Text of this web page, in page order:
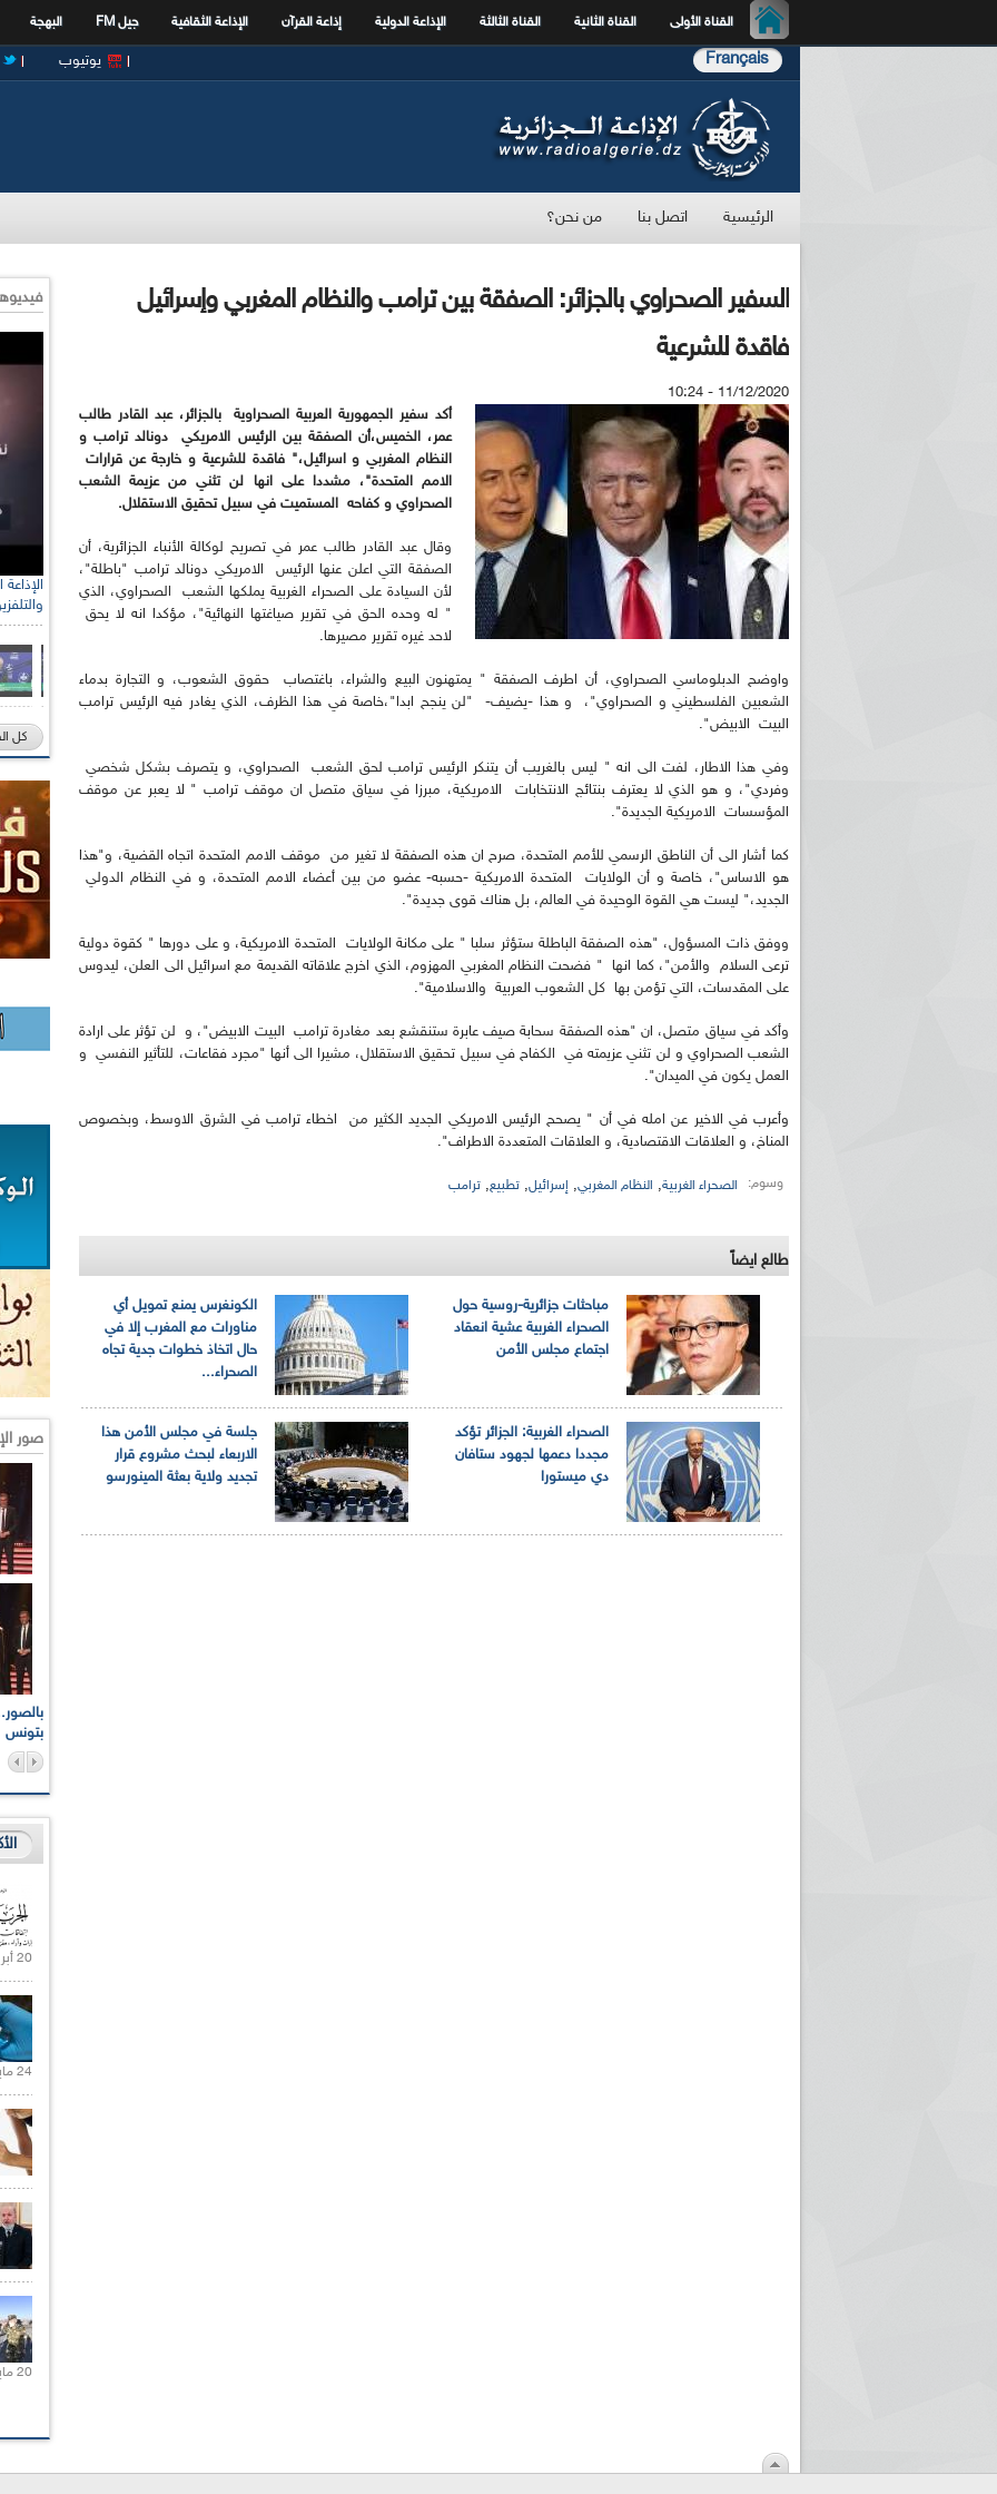
القناة الأولى القناة الثانية القناة الثالثة الإذاعة الدولية إذاعة القرآن الإذاعة الثقافية جيل FM البهجة
Français يوتيوب
الرئيسية اتصل بنا من نحن؟
السفير الصحراوي بالجزائر: الصفقة بين ترامب والنظام المغربي وإسرائيل
فاقدة للشرعية
11/12/2020 - 10:24
أكد سفير الجمهورية العربية الصحراوية بالجزائر، عبد القادر طالب
عمر، الخميس،أن الصفقة بين الرئيس الامريكي دونالد ترامب و
النظام المغربي و اسرائيل،" فاقدة للشرعية و خارجة عن قرارات
الامم المتحدة"، مشددا على انها لن تثني من عزيمة الشعب
الصحراوي و كفاحه المستميت في سبيل تحقيق الاستقلال.
وقال عبد القادر طالب عمر في تصريح لوكالة الأنباء الجزائرية، أن
الصفقة التي اعلن عنها الرئيس الامريكي دونالد ترامب "باطلة"،
لأن السيادة على الصحراء الغربية يملكها الشعب الصحراوي، الذي
" له وحده الحق في تقرير صياغتها النهائية"، مؤكدا انه لا يحق
لاحد غيره تقرير مصيرها.
واوضح الدبلوماسي الصحراوي، أن اطرف الصفقة " يمتهنون البيع والشراء، باغتصاب حقوق الشعوب، و التجارة بدماء
الشعبين الفلسطيني و الصحراوي"، و هذا -يضيف- "لن ينجح ابدا"،خاصة في هذا الظرف، الذي يغادر فيه الرئيس ترامب
البيت الابيض".
وفي هذا الاطار، لفت الى انه " ليس بالغريب أن يتنكر الرئيس ترامب لحق الشعب الصحراوي، و يتصرف بشكل شخصي
وفردي"، و هو الذي لا يعترف بنتائج الانتخابات الامريكية، مبرزا في سياق متصل ان موقف ترامب " لا يعبر عن موقف
المؤسسات الامريكية الجديدة".
كما أشار الى أن الناطق الرسمي للأمم المتحدة، صرح ان هذه الصفقة لا تغير من موقف الامم المتحدة اتجاه القضية، و"هذا
هو الاساس"، خاصة و أن الولايات المتحدة الامريكية -حسبه- عضو من بين أعضاء الامم المتحدة، و في النظام الدولي
الجديد،" ليست هي القوة الوحيدة في العالم، بل هناك قوى جديدة".
ووفق ذات المسؤول، "هذه الصفقة الباطلة ستؤثر سلبا " على مكانة الولايات المتحدة الامريكية، و على دورها " كقوة دولية
ترعى السلام والأمن"، كما انها " فضحت النظام المغربي المهزوم، الذي اخرج علاقاته القديمة مع اسرائيل الى العلن، ليدوس
على المقدسات، التي تؤمن بها كل الشعوب العربية والاسلامية".
وأكد في سياق متصل، ان "هذه الصفقة سحابة صيف عابرة ستنقشع بعد مغادرة ترامب البيت الابيض"، و لن تؤثر على ارادة
الشعب الصحراوي و لن تثني عزيمته في الكفاح في سبيل تحقيق الاستقلال، مشيرا الى أنها "مجرد فقاعات، للتأثير النفسي و
العمل يكون في الميدان".
وأعرب في الاخير عن امله في أن " يصحح الرئيس الامريكي الجديد الكثير من اخطاء ترامب في الشرق الاوسط، وبخصوص
المناخ، و العلاقات الاقتصادية، و العلاقات المتعددة الاطراف".
وسوم: الصحراء الغربية, النظام المغربي, إسرائيل, تطبيع, ترامب
طالع ايضاً
الكونغرس يمنع تمويل أي
مناورات مع المغرب إلا في
حال اتخاذ خطوات جدية تجاه
الصحراء...
مباحثات جزائرية-روسية حول
الصحراء الغربية عشية انعقاد
اجتماع مجلس الأمن
جلسة في مجلس الأمن هذا
الاربعاء لبحث مشروع قرار
تجديد ولاية بعثة المينورسو
الصحراء الغربية: الجزائر تؤكد
مجددا دعمها لجهود ستافان
دي ميستورا
كل
صور
بتونس
20 أبريل 2021 |
24 مايو 2021 |
20 مايو 2021 |